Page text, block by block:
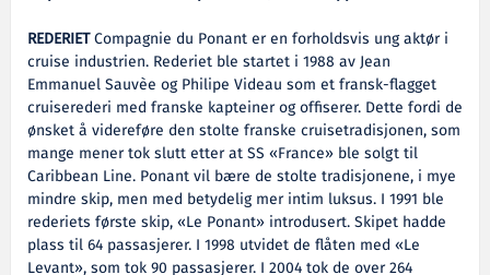
REDERIETCompagnie du Ponant er en forholdsvis ung aktør i
cruise industrien. Rederiet ble startet i 1988 av Jean
Emmanuel Sauvèe og Philipe Videau som et fransk-flagget
cruiserederi med franske kapteiner og offiserer. Dette fordi de
ønsket å videreføre den stolte franske cruisetradisjonen, som
mange mener tok slutt etter at SS «France» ble solgt til
Caribbean Line. Ponant vil bære de stolte tradisjonene, i mye
mindre skip, men med betydelig mer intim luksus. I 1991 ble
rederiets første skip, «Le Ponant» introdusert. Skipet hadde
plass til 64 passasjerer. I 1998 utvidet de flåten med «Le
Levant», som tok 90 passasjerer. I 2004 tok de over 264